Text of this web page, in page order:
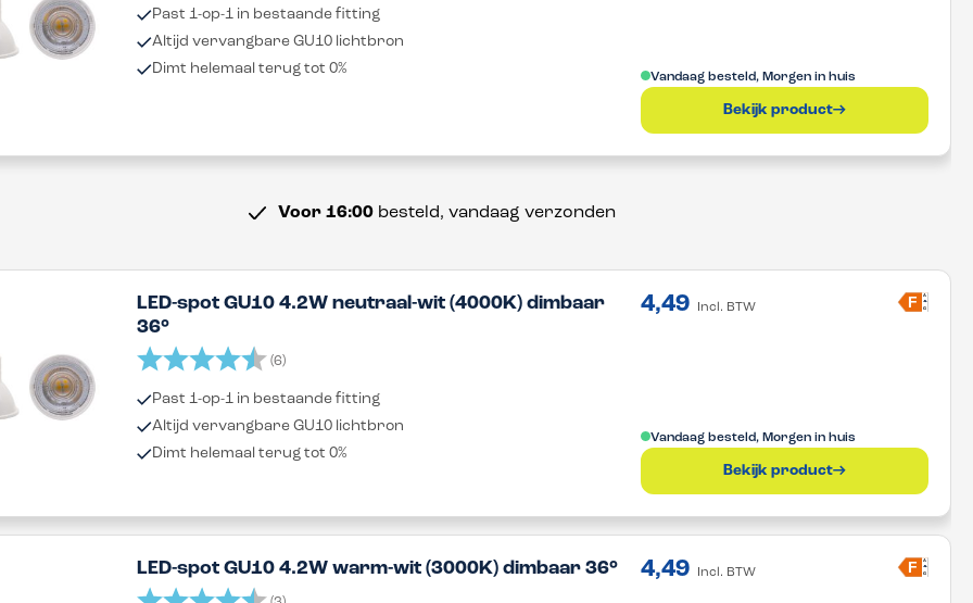
Past 1-op-1 in bestaande fitting
Altijd vervangbare GU10 lichtbron
Dimt helemaal terug tot 0%
Vandaag besteld, Morgen in huis
Bekijk product
Voor 16:00besteld, vandaag verzonden
LED-spot GU10 4.2W neutraal-wit (4000K) dimbaar
36°
Beoordeling: (6)
Past 1-op-1 in bestaande fitting
Altijd vervangbare GU10 lichtbron
Dimt helemaal terug tot 0%
4,49 Incl. BTW F A
G
Vandaag besteld, Morgen in huis
Bekijk product
LED-spot GU10 4.2W warm-wit (3000K) dimbaar 36° 4,49 Incl. BTW F A
G